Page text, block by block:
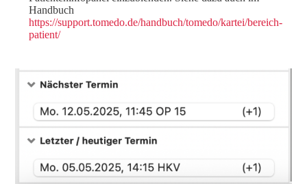
Handbuch
https://support.tomedo.de/handbuch/tomedo/kartei/bereich-
patient/